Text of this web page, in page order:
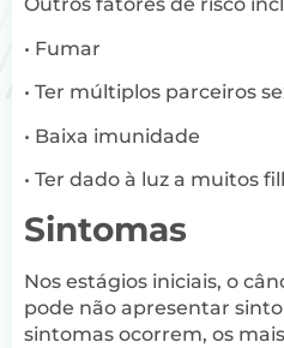
Outros fatores de risco
• Fumar
• Ter múltiplos parceiros
• Baixa imunidade
• Ter dado à luz a muitos
Sintomas
Nos estágios iniciais, o
pode não apresentar
sintomas ocorrem, os